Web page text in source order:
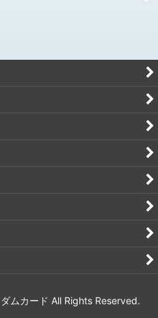
ネクサス
ションパルス
リア
ー イグニッション
鉄血のオルフェンズ
レクイエム
ムカード All Rights Reserved.